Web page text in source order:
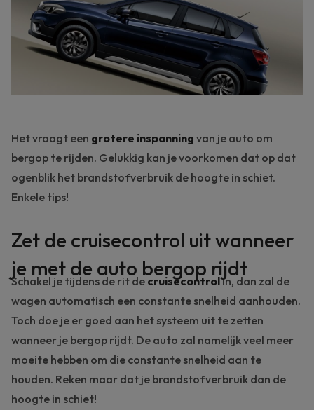
Het vraagt een grotere inspanning van je auto om
bergop te rijden. Gelukkig kan je voorkomen dat op dat
ogenblik het brandstofverbruik de hoogte in schiet.
Enkele tips!
Zet de cruisecontrol uit wanneer
je met de auto bergop rijdt
Schakel je tijdens de rit de cruisecontrolin, dan zal de
wagen automatisch een constante snelheid aanhouden.
Toch doe je er goed aan het systeem uit te zetten
wanneer je bergop rijdt. De auto zal namelijk veel meer
moeite hebben om die constante snelheid aan te
houden. Reken maar dat je brandstofverbruik dan de
hoogte in schiet!